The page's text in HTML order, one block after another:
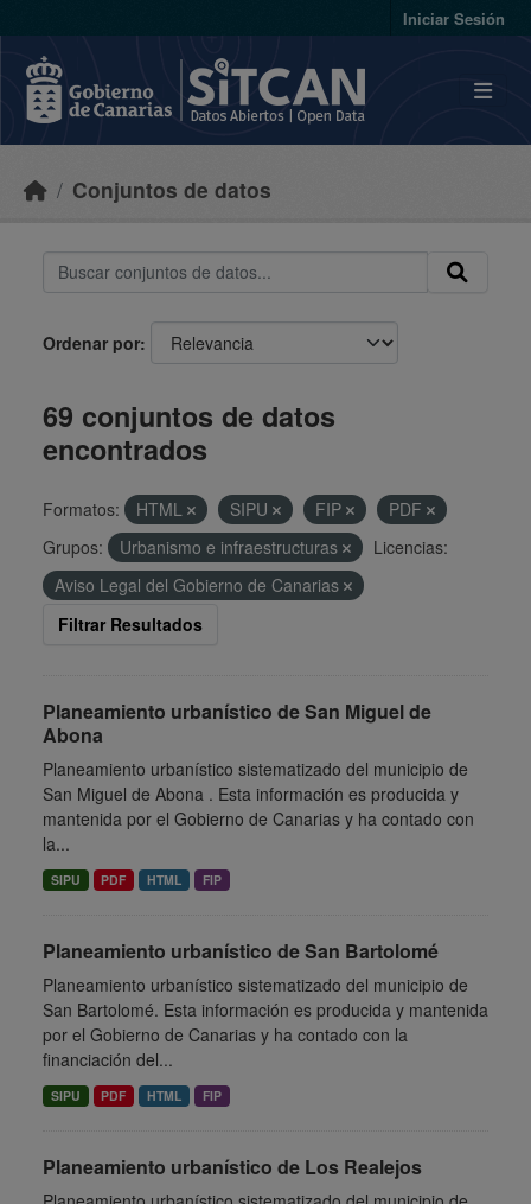
Iniciar Sesión
Conjuntos de datos
Ordenar por
69 conjuntos de datos
encontrados
Formatos: HTML SIPU FIP
PDF
Grupos:
Urbanismo e infraestructuras
Licencias:
Aviso Legal del Gobierno de Canarias
Filtrar Resultados
Planeamiento urbanístico de San Miguel de
Abona
Planeamiento urbanístico sistematizado del municipio de
San Miguel de Abona . Esta información es producida y
mantenida por el Gobierno de Canarias y ha contado con
la...
SIPU PDF HTML FIP
Planeamiento urbanístico de San Bartolomé
Planeamiento urbanístico sistematizado del municipio de
San Bartolomé. Esta información es producida y mantenida
por el Gobierno de Canarias y ha contado con la
financiación del...
SIPU PDF HTML FIP
Planeamiento urbanístico de Los Realejos